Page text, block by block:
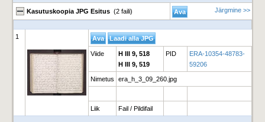
Kasutuskoopia JPG Esitus (2 faili) Järgmine >>
1
Viide
H III 9, 518
H III 9, 519
PID
ERA-10354-48783-
59206
Nimetus era_h_3_09_260.jpg
Liik Fail / Pildifail